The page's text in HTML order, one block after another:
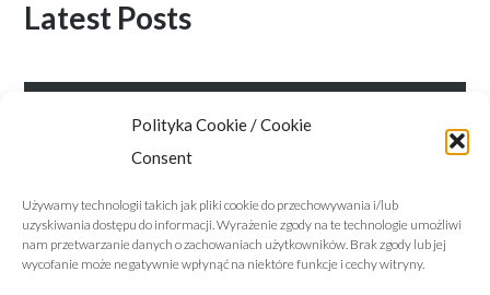
Polityka Cookie / Cookie
Consent
Używamy technologii takich jak pliki cookie do przechowywania i/lub
uzyskiwania dostępu do informacji. Wyrażenie zgody na te technologie umożliwi
nam przetwarzanie danych o zachowaniach użytkowników. Brak zgody lub jej
wycofanie może negatywnie wpłynąć na niektóre funkcje i cechy witryny.
Latest Posts
BY KBZ LEGAL
KBZ HR NEWS | Nowe terminy AI
Act, mobbing i wysokie